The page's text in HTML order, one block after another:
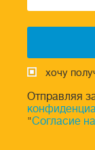
хочу
Отправляя
"Согласие